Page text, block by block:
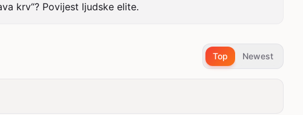
krv“? Povijest ljudske elite.
Top Newest